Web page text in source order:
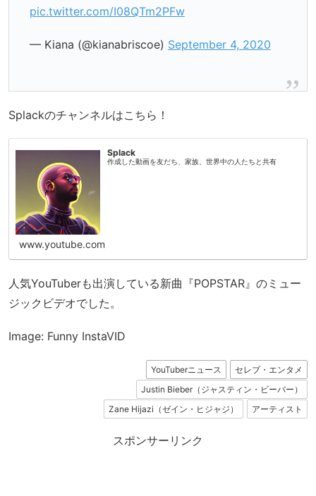
pic.twitter.com/I08QTm2PFw
— Kiana (@kianabriscoe) September 4, 2020
Splackのチャンネルはこちら！
Splack
作成した動画を友だち、家族、世界中の人たちと共有
www.youtube.com
人気YouTuberも出演している新曲『POPSTAR』のミュー
ジックビデオでした。
Image: Funny InstaVID
YouTuberニュース
セレブ・エンタメ
Justin Bieber（ジャスティン・ビーバー）
Zane Hijazi（ゼイン・ヒジャジ）
アーティスト
スポンサーリンク